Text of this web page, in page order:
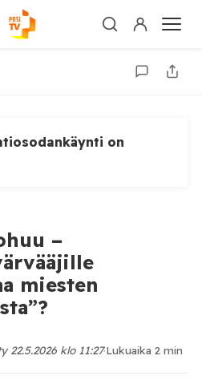
on
–
miesten
22.5.2026 klo 11:27·Lukuaika 2 min